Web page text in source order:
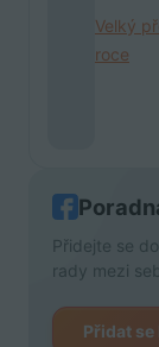
Velký
roce
Přidejte se
rady mezi
Přidat